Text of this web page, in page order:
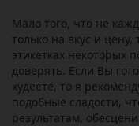
Мало того, что не
только на вкус и
этикетках некоторых
доверять. Если Вы
худеете, то я
подобные сладости,
результатам,